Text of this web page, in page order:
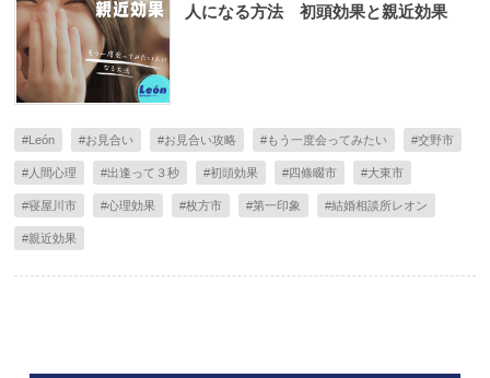
人になる方法 初頭効果と親近効果
#León #お見合い #お見合い攻略 #もう一度会ってみたい #交野市
#人間心理 #出逢って３秒 #初頭効果 #四條畷市 #大東市
#寝屋川市 #心理効果 #枚方市 #第一印象 #結婚相談所レオン
#親近効果